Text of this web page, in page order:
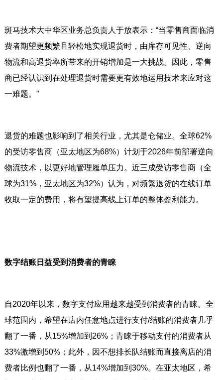
斑马技术大中华区业务总负责人于放表示：“当零售商面临消
费者期望更频繁且轻松地实现退货时，由库存可见性、逆向
物流和高退货率所带来的开销增加是一大挑战。因此，零售
商已经认识到在处理退货时需要更有效地运用技术来应对这
一难题。”
退货的难题也影响到了相关行业，尤其是仓储业。全球62%
的受访零售商（亚太地区为68%）计划于2026年前部署逆向
物流技术，以更好地管理履单压力。近三成受访零售商（全
球为31%，亚太地区为32%）认为，对频繁退货的在线订单
收取一定的费用，将有望提高线上订单的整体盈利能力。
数字结账日益受到消费者的青睐
自2020年以来，数字支付应用越来越受到消费者的青睐。全
球范围内，希望在店内任意地点进行支付/结账的消费者几乎
翻了一番，从15%增加到26%；青睐于移动支付的消费者从
33%激增到50%；此外，因不想排长队结账而直接离店的消
费者比例也翻了一番，从14%增加到30%。在亚太地区，希